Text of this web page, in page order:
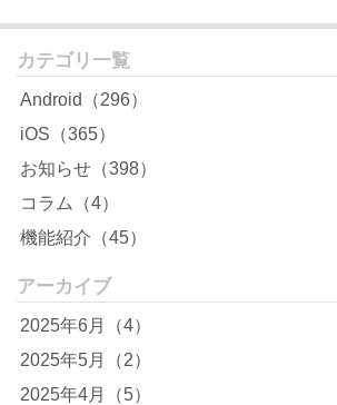
カテゴリ一覧
Android（296）
iOS（365）
お知らせ（398）
コラム（4）
機能紹介（45）
アーカイブ
2025年6月（4）
2025年5月（2）
2025年4月（5）